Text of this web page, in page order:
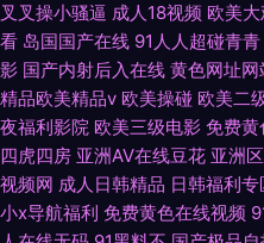
叉叉操小骚逼 成人18视频 欧美
看 岛国国产在线 91人人超碰青青
影 国产内射后入在线 黄色网址网
精品欧美精品v 欧美操碰 欧美二
夜福利影院 欧美三级电影 免费黄
四虎四房 亚洲AV在线豆花 亚洲
视频网 成人日韩精品 日韩福利专
小x导航福利 免费黄色在线视频